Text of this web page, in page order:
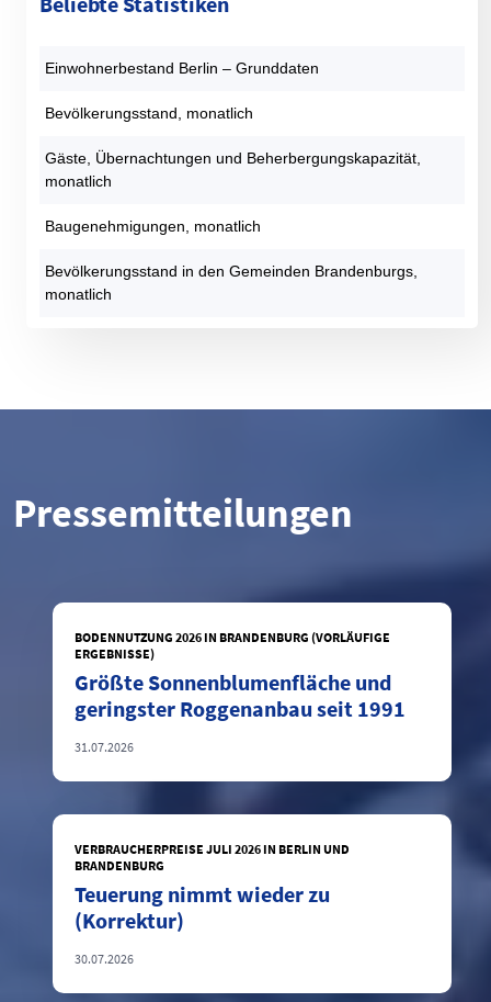
Einwohnerbestand Berlin – Grunddaten
Bevölkerungsstand, monatlich
Gäste, Übernachtungen und Beherbergungskapazität,
monatlich
Baugenehmigungen, monatlich
Bevölkerungsstand in den Gemeinden Brandenburgs,
monatlich
Pressemitteilungen
BODENNUTZUNG 2026 IN BRANDENBURG (VORLÄUFIGE
ERGEBNISSE)
Größte Sonnenblumenfläche und
geringster Roggenanbau seit 1991
31.07.2026
VERBRAUCHERPREISE JULI 2026 IN BERLIN UND
BRANDENBURG
Teuerung nimmt wieder zu
(Korrektur)
30.07.2026